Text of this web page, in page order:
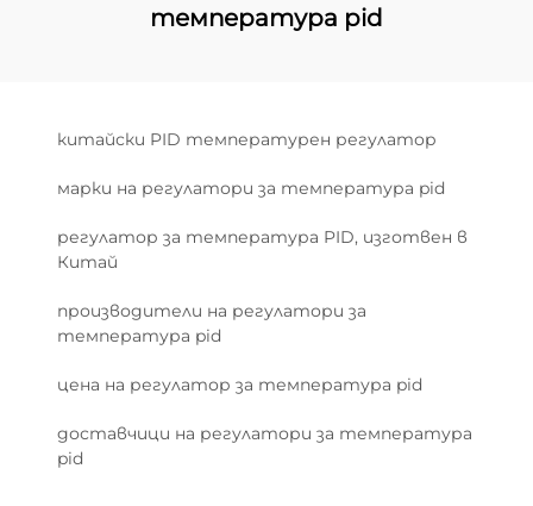
температура pid
китайски PID температурен регулатор
марки на регулатори за температура pid
регулатор за температура PID, изготвен в
Китай
производители на регулатори за
температура pid
цена на регулатор за температура pid
доставчици на регулатори за температура
pid